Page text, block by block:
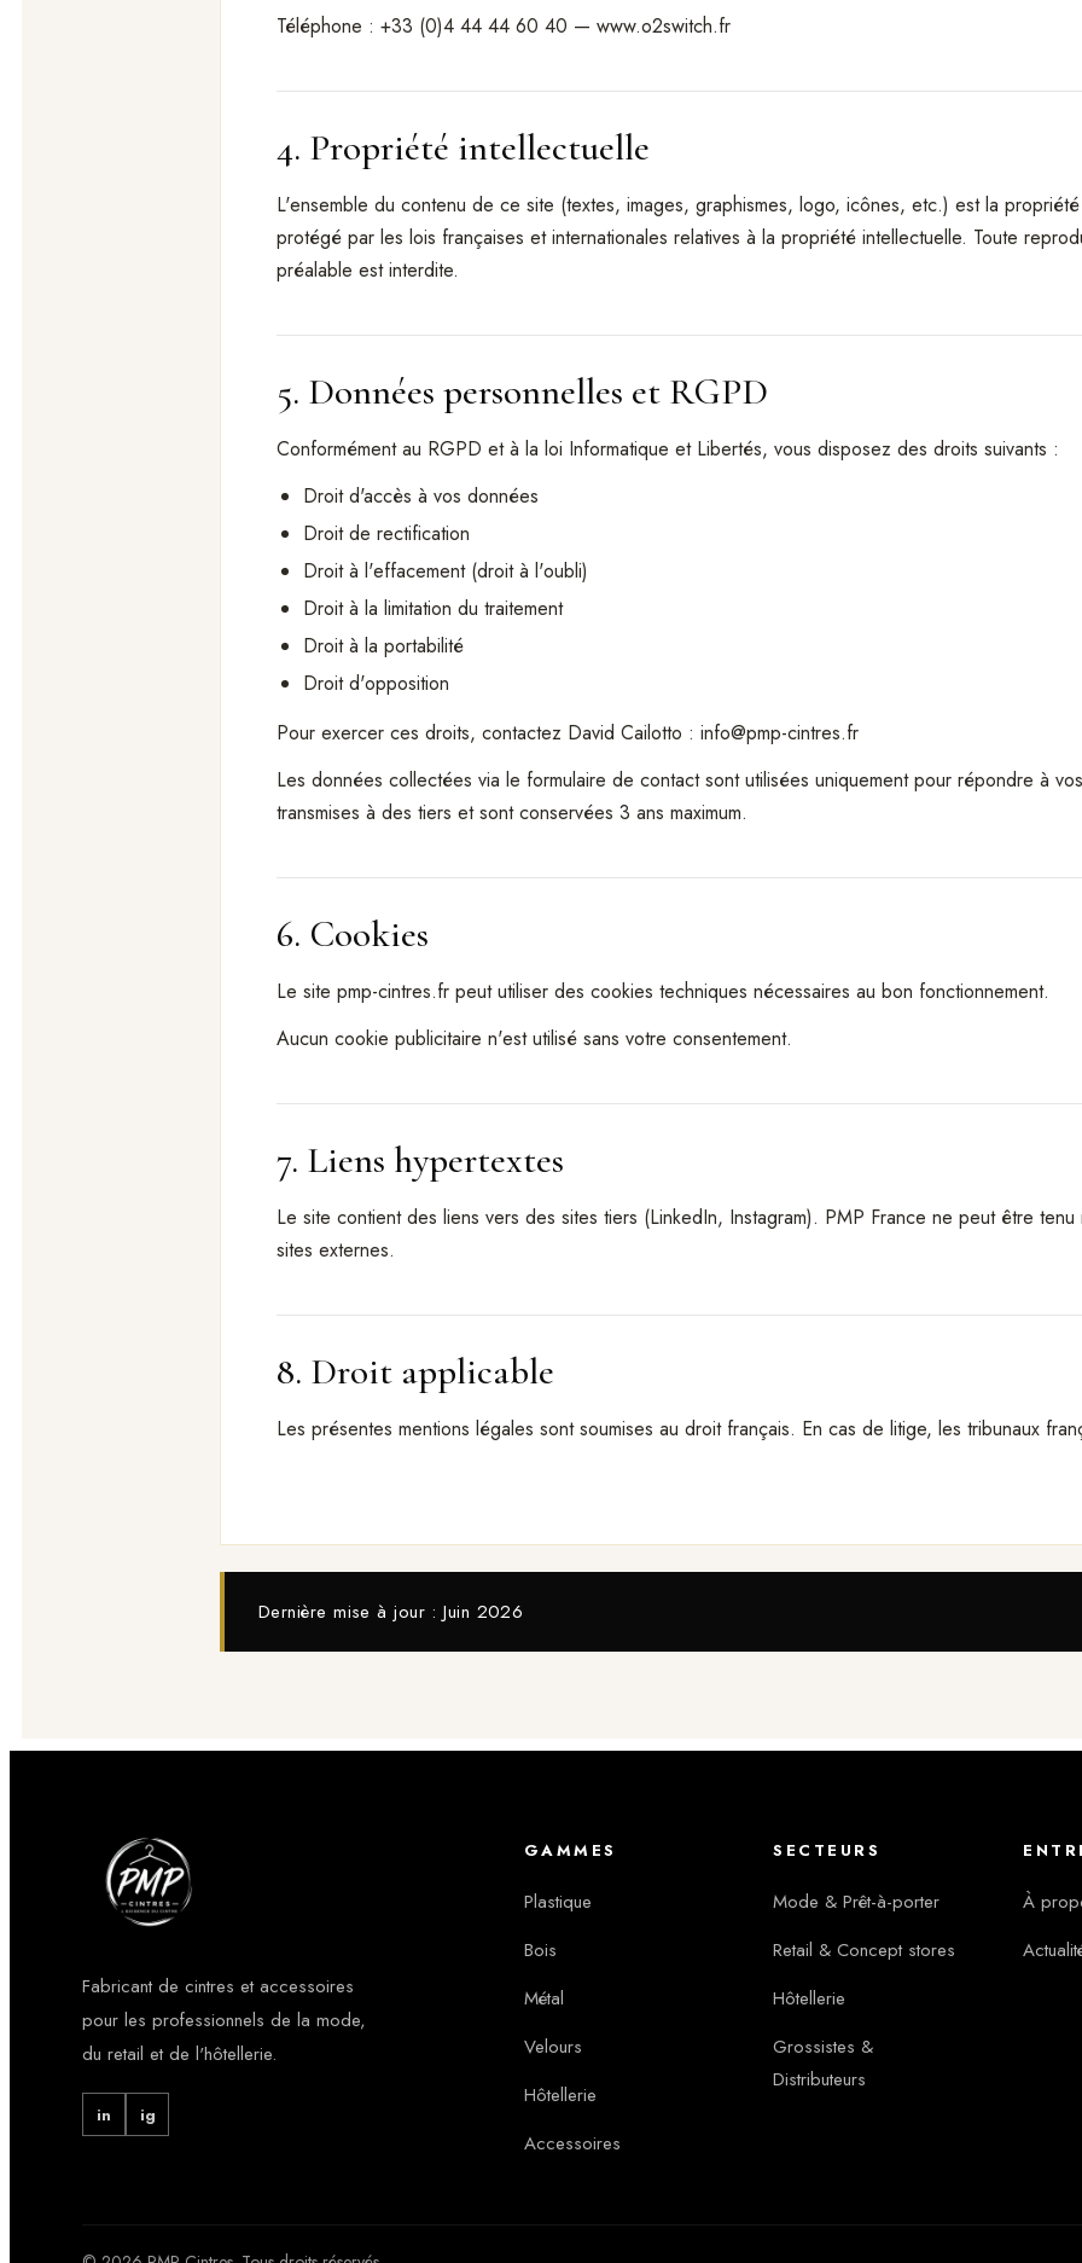
Téléphone : +33 (0)4 44 44 60 40 — www.o2switch.fr
4. Propriété intellectuelle
L'ensemble du contenu de ce site (textes, images, graphismes, logo, icônes, etc.) est la
protégé par les lois françaises et internationales relatives à la propriété intellectuelle. Toute
préalable est interdite.
5. Données personnelles et RGPD
Conformément au RGPD et à la loi Informatique et Libertés, vous disposez des droits suivants :
Droit d'accès à vos données
Droit de rectification
Droit à l'effacement (droit à l'oubli)
Droit à la limitation du traitement
Droit à la portabilité
Droit d'opposition
Pour exercer ces droits, contactez David Cailotto : info@pmp-cintres.fr
Les données collectées via le formulaire de contact sont utilisées uniquement pour répondre à
transmises à des tiers et sont conservées 3 ans maximum.
6. Cookies
Le site pmp-cintres.fr peut utiliser des cookies techniques nécessaires au bon fonctionnement.
Aucun cookie publicitaire n'est utilisé sans votre consentement.
7. Liens hypertextes
Le site contient des liens vers des sites tiers (LinkedIn, Instagram). PMP France ne peut être
sites externes.
8. Droit applicable
Les présentes mentions légales sont soumises au droit français. En cas de litige, les tribunaux
Dernière mise à jour : Juin 2026
Fabricant de cintres et accessoires
pour les professionnels de la mode,
du retail et de l'hôtellerie.
in ig
GAMMES
Plastique
Bois
Métal
Velours
Hôtellerie
Accessoires
SECTEURS
Mode & Prêt-à-porter
Retail & Concept stores
Hôtellerie
Grossistes &
Distributeurs
À